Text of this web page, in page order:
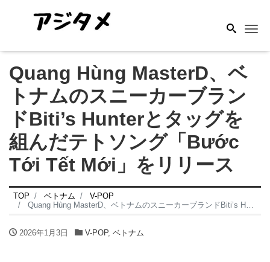
Quang Hùng MasterD、ベ
トナムのスニーカーブラン
ドBiti’s Hunterとタッグを
組んだテトソング「Bước
Tới Tết Mới」をリリース
TOP ベトナム
V-POP
Quang Hùng MasterD、ベトナムのスニーカーブランドBiti’s Hunterとタッグを組んだテトソング「Bước Tới Tết Mới」をリリース
2026年1月3日 V-POP, ベトナム